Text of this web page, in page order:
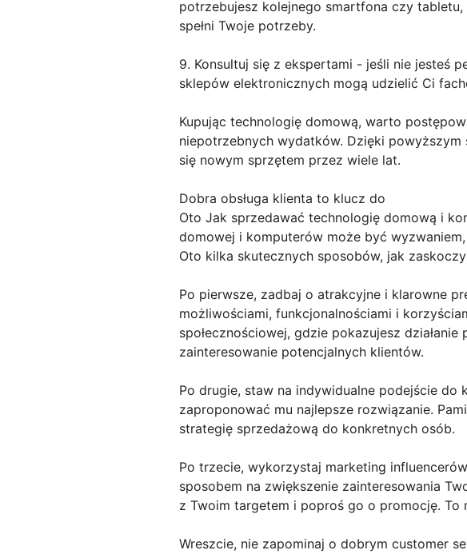
potrzebujesz kolejnego smartfona czy
spełni Twoje potrzeby.
9. Konsultuj się z ekspertami - jeśli nie jesteś
sklepów elektronicznych mogą udzielić Ci
Kupując technologię domową, warto
niepotrzebnych wydatków. Dzięki
się nowym sprzętem przez wiele lat.
Dobra obsługa klienta to klucz do
Oto Jak sprzedawać technologię domową i
domowej i komputerów może być
Oto kilka skutecznych sposobów, jak
Po pierwsze, zadbaj o atrakcyjne i klarowne
możliwościami, funkcjonalnościami i
społecznościowej, gdzie pokazujesz
zainteresowanie potencjalnych klientów.
Po drugie, staw na indywidualne podejście
zaproponować mu najlepsze rozwiązanie.
strategię sprzedażową do konkretnych osób.
Po trzecie, wykorzystaj marketing
sposobem na zwiększenie zainteresowania
z Twoim targetem i poproś go o promocję. To
Wreszcie, nie zapominaj o dobrym customer